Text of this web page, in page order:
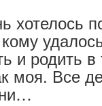
хотелось
и родить в
моя. Все